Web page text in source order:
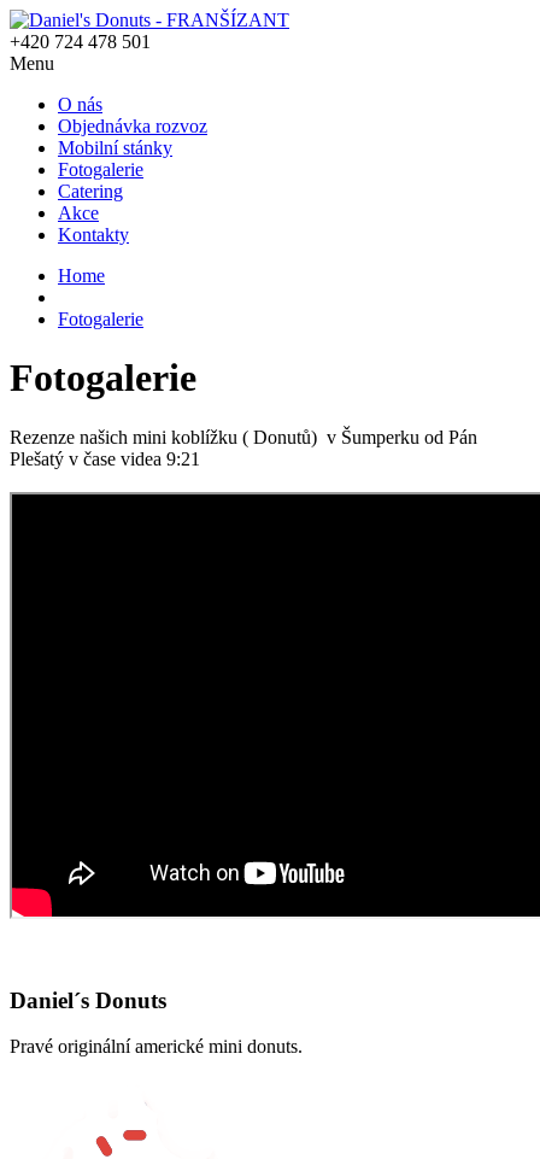
+420 724 478 501
Menu
O nás
Objednávka rozvoz
Mobilní stánky
Fotogalerie
Catering
Akce
Kontakty
Home
Fotogalerie
Fotogalerie
Rezenze našich mini koblížku ( Donutů) v Šumperku od Pán
Plešatý v čase videa 9:21
Daniel´s Donuts
Pravé originální americké mini donuts.